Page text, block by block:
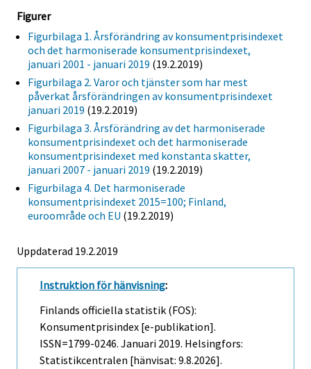
Figurer
Figurbilaga 1. Årsförändring av konsumentprisindexet
och det harmoniserade konsumentprisindexet,
januari 2001 - januari 2019 (19.2.2019)
Figurbilaga 2. Varor och tjänster som har mest
påverkat årsförändringen av konsumentprisindexet
januari 2019 (19.2.2019)
Figurbilaga 3. Årsförändring av det harmoniserade
konsumentprisindexet och det harmoniserade
konsumentprisindexet med konstanta skatter,
januari 2007 - januari 2019 (19.2.2019)
Figurbilaga 4. Det harmoniserade
konsumentprisindexet 2015=100; Finland,
euroområde och EU (19.2.2019)
Uppdaterad 19.2.2019
Instruktion för hänvisning:
Finlands officiella statistik (FOS):
Konsumentprisindex [e-publikation].
ISSN=1799-0246. Januari 2019. Helsingfors:
Statistikcentralen [hänvisat: 9.8.2026].